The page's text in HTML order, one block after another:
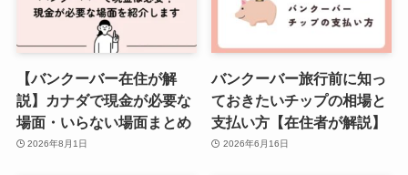
【バンクーバー在住が解
説】カナダで現金が必要な
場面・いらない場面まとめ
2026年8月1日
バンクーバー旅行前に知っ
ておきたいチップの相場と
支払い方【在住者が解説】
2026年6月16日